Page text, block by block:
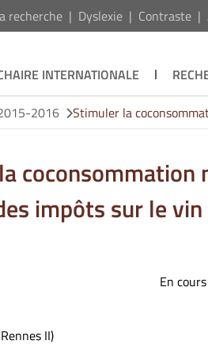
recherche Dyslexie Contraste
INTERNATIONALE
2016 Stimuler la
coconsommation
impôts sur le vin
En
II)